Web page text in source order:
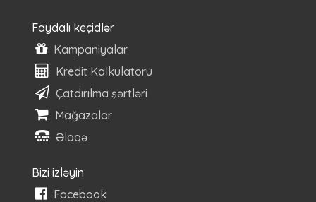
Faydalı keçidlər
Kampaniyalar
Kredit Kalkulatoru
Çatdırılma şərtləri
Mağazalar
Əlaqə
Bizi izləyin
Facebook